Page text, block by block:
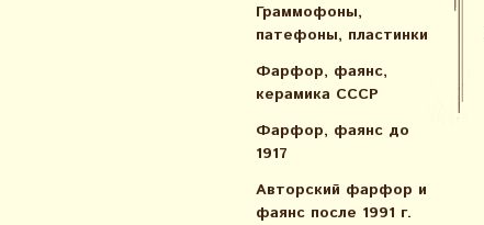
Граммофоны,
патефоны, пластинки
Фарфор, фаянс,
керамика СССР
Фарфор, фаянс до
1917
Авторский фарфор и
фаянс после 1991 г.